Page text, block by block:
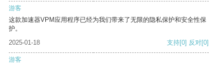
游客
这款加速器VPM应用程序已经为我们带来了无限的隐私保护和安全性保
护。
2025-01-18
支持[0] 反对[0]
游客